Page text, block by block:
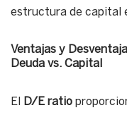
estructura de capital
Ventajas y
Deuda vs. Capital
El D/E ratio